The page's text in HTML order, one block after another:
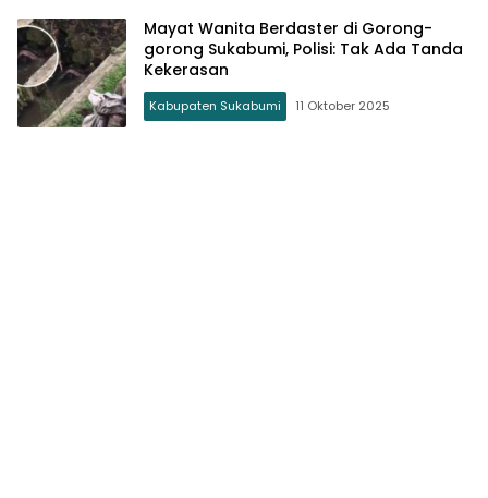
Mayat Wanita Berdaster di Gorong-
gorong Sukabumi, Polisi: Tak Ada Tanda
Kekerasan
Kabupaten Sukabumi 11 Oktober 2025